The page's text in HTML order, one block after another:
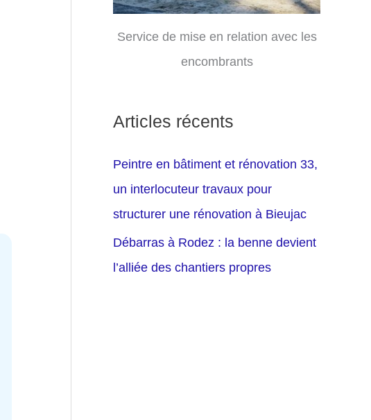
Service de mise en relation avec les
encombrants
Articles récents
Peintre en bâtiment et rénovation 33,
un interlocuteur travaux pour
structurer une rénovation à Bieujac
Débarras à Rodez : la benne devient
l’alliée des chantiers propres